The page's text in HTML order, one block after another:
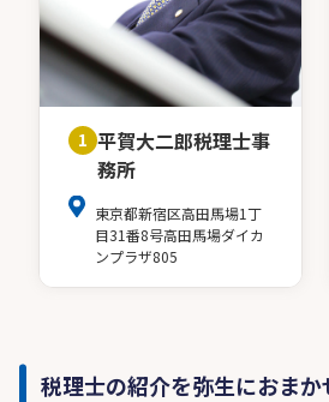
1 平賀大二郎税理士事
務所
東京都新宿区高田馬場1丁
目31番8号高田馬場ダイカ
ンプラザ805
税理士の紹介を弥生におま